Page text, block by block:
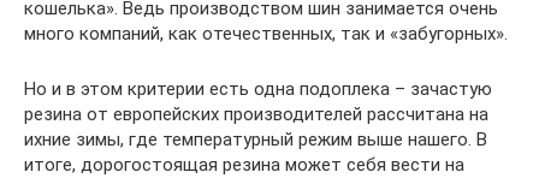
кошелька». Ведь производством шин занимается очень
много компаний, как отечественных, так и «забугорных».
Но и в этом критерии есть одна подоплека – зачастую
резина от европейских производителей рассчитана на
ихние зимы, где температурный режим выше нашего. В
итоге, дорогостоящая резина может себя вести на